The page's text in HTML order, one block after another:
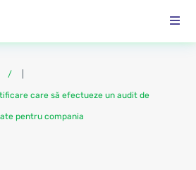
care să efectueze un audit de
pentru compania